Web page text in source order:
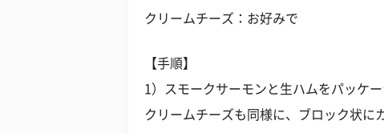
クリームチーズ：お好みで
【手順】
1）スモークサーモンと生ハムをパッケ
クリームチーズも同様に、ブロック状に